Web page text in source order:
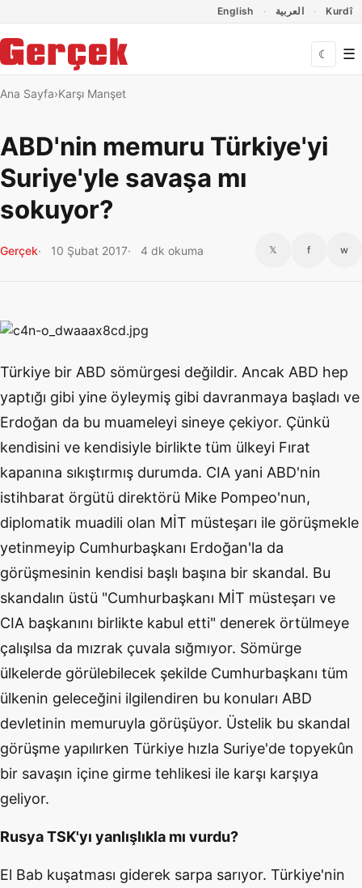
English العربية Kurdî
☾ ☰
Ana Sayfa Karşı Manşet
ABD'nin memuru Türkiye'yi
Suriye'yle savaşa mı
sokuyor?
Gerçek 10 Şubat 2017 4 dk okuma 𝕏 f w
Türkiye bir ABD sömürgesi değildir. Ancak ABD hep
yaptığı gibi yine öyleymiş gibi davranmaya başladı ve
Erdoğan da bu muameleyi sineye çekiyor. Çünkü
kendisini ve kendisiyle birlikte tüm ülkeyi Fırat
kapanına sıkıştırmış durumda. CIA yani ABD'nin
istihbarat örgütü direktörü Mike Pompeo'nun,
diplomatik muadili olan MİT müsteşarı ile görüşmekle
yetinmeyip Cumhurbaşkanı Erdoğan'la da
görüşmesinin kendisi başlı başına bir skandal. Bu
skandalın üstü "Cumhurbaşkanı MİT müsteşarı ve
CIA başkanını birlikte kabul etti" denerek örtülmeye
çalışılsa da mızrak çuvala sığmıyor. Sömürge
ülkelerde görülebilecek şekilde Cumhurbaşkanı tüm
ülkenin geleceğini ilgilendiren bu konuları ABD
devletinin memuruyla görüşüyor. Üstelik bu skandal
görüşme yapılırken Türkiye hızla Suriye'de topyekûn
bir savaşın içine girme tehlikesi ile karşı karşıya
geliyor.
Rusya TSK'yı yanlışlıkla mı vurdu?
El Bab kuşatması giderek sarpa sarıyor. Türkiye'nin